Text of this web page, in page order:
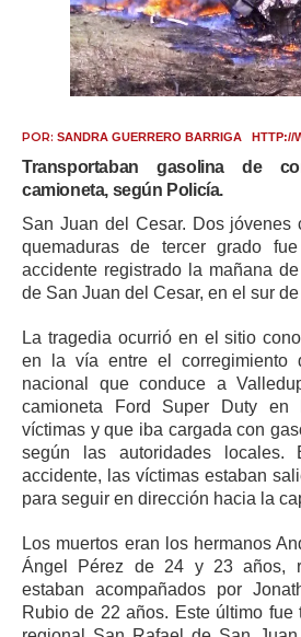
POR: SANDRA GUERRERO BARRIGA HTTP://
Transportaban gasolina de
camioneta, según Policía.
San Juan del Cesar. Dos jóvenes
quemaduras de tercer grado
accidente registrado la mañana
de San Juan del Cesar, en el sur
La tragedia ocurrió en el sitio
en la vía entre el corregimiento
nacional que conduce a
camioneta Ford Super Duty
víctimas y que iba cargada con
según las autoridades locales.
accidente, las víctimas estaban
para seguir en dirección hacia la
Los muertos eran los hermanos
Ángel Pérez de 24 y 23 años,
estaban acompañados por
Rubio de 22 años. Este último fue